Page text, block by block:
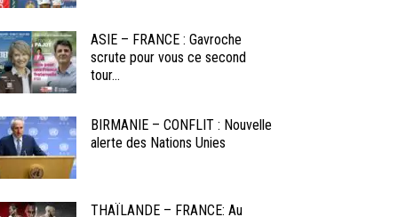
ASIE – FRANCE : Gavroche
scrute pour vous ce second
tour...
BIRMANIE – CONFLIT : Nouvelle
alerte des Nations Unies
THAÏLANDE – FRANCE: Au